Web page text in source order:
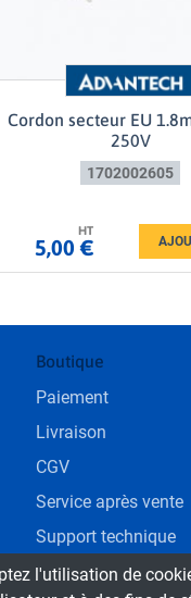
Cordon secteur EU
250V
1702002605
HT
5,00 €
Boutique
Paiement
Livraison
CGV
Service après vente
Support technique
l'utilisation de